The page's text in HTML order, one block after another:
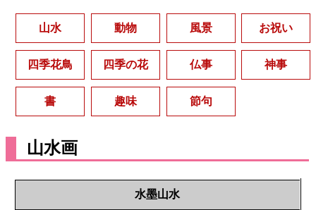
山水 動物 風景 お祝い
四季花鳥 四季の花 仏事 神事
書 趣味 節句
山水画
水墨山水